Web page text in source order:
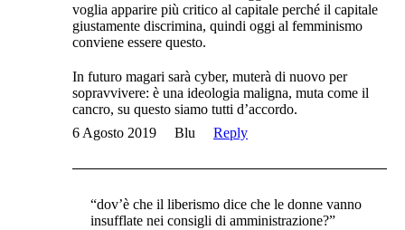
voglia apparire più critico al capitale perché il capitale
giustamente discrimina, quindi oggi al femminismo
conviene essere questo.
In futuro magari sarà cyber, muterà di nuovo per
sopravvivere: è una ideologia maligna, muta come il
cancro, su questo siamo tutti d’accordo.
6 Agosto 2019
Blu Reply
“dov’è che il liberismo dice che le donne vanno
insufflate nei consigli di amministrazione?”